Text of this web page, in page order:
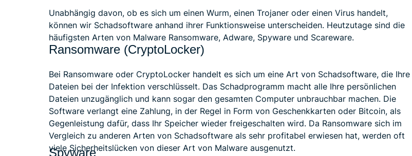
Unabhängig davon, ob es sich um einen Wurm, einen Trojaner oder einen Virus handelt,
können wir Schadsoftware anhand ihrer Funktionsweise unterscheiden. Heutzutage sind die
häufigsten Arten von Malware Ransomware, Adware, Spyware und Scareware.
Ransomware (CryptoLocker)
Bei Ransomware oder CryptoLocker handelt es sich um eine Art von Schadsoftware, die Ihre
Dateien bei der Infektion verschlüsselt. Das Schadprogramm macht alle Ihre persönlichen
Dateien unzugänglich und kann sogar den gesamten Computer unbrauchbar machen. Die
Software verlangt eine Zahlung, in der Regel in Form von Geschenkkarten oder Bitcoin, als
Gegenleistung dafür, dass Ihr Speicher wieder freigeschalten wird. Da Ransomware sich im
Vergleich zu anderen Arten von Schadsoftware als sehr profitabel erwiesen hat, werden oft
viele Sicherheitslücken von dieser Art von Malware ausgenutzt.
Spyware